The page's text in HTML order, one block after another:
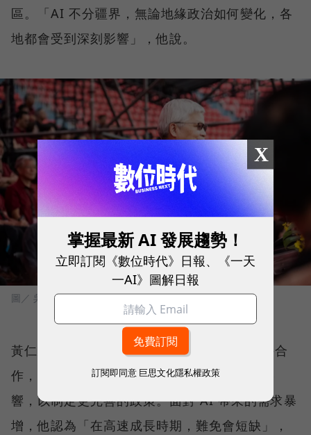
區。「AI 不分疆界，無論地緣政治如何變化，各
地都會受到深刻影響」，他說。
圖／ 吳宙棋攝影
黃仁勳也提到，自己持續與全球各國政府保持合
作，希望協助決策者理解科技發展的本質與影
響，以制定更完善的政策。面對 AI 帶來的需求暴
增，他認為「在高速成長時期，難免會短缺」，
X
掌握最新 AI 發展趨勢！
立即訂閱《數位時代》日報、《一天
一AI》圖解日報
訂閱即同意 巨思文化隱私權政策